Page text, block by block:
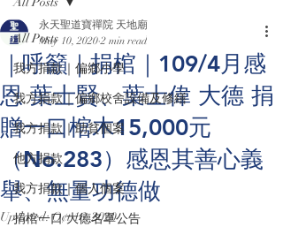
All Posts
我方捐款｜偏鄉小學
我方捐款｜偏鄉校舍設備及修繕
我方捐款｜助貧個案
他方捐款
我方捐款｜個人個案
捐棺一口/大德名單公告
｜呼籲｜捐棺｜109/4月感
恩 葉士賢、葉士偉 大德 捐
贈一口棺木15,000元
（No.283）感恩其善心義
舉、無量功德做
永天聖道寶禪院 天地廟
May 10, 2020 2 min read
Updated:Oct 16, 2020